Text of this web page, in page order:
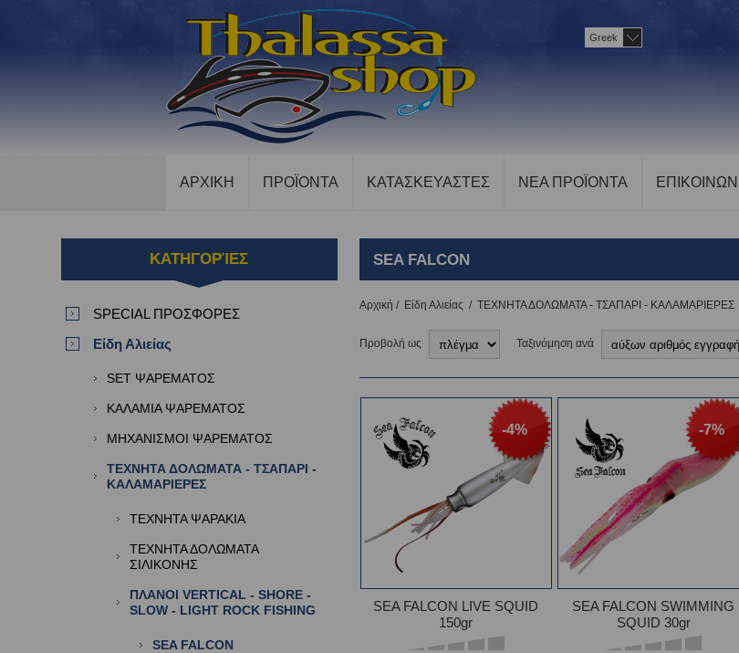
Greek
ΑΡΧΙΚΗ ΠΡΟΪΟΝΤΑ ΚΑΤΑΣΚΕΥΑΣΤΕΣ ΝΕΑ ΠΡΟΪΟΝΤΑ
SEA FALCON
Αρχική / Είδη Αλιείας / ΤΕΧΝΗΤΑ ΔΟΛΩΜΑΤΑ - ΤΣΑΠΑΡΙ - ΚΑΛΑΜΑΡΙΕΡΕΣ
Προβολή ως Ταξινόμηση ανά
-4%
SEA FALCON LIVE SQUID
150gr
-7%
SEA FALCON SWIMMING
SQUID 30gr
ΚΑΤΗΓΟΡΊΕΣ
SPECIAL ΠΡΟΣΦΟΡΕΣ
Είδη Αλιείας
SET ΨΑΡΕΜΑΤΟΣ
ΚΑΛΑΜΙΑ ΨΑΡΕΜΑΤΟΣ
ΜΗΧΑΝΙΣΜΟΙ ΨΑΡΕΜΑΤΟΣ
ΤΕΧΝΗΤΑ ΔΟΛΩΜΑΤΑ - ΤΣΑΠΑΡΙ -
ΚΑΛΑΜΑΡΙΕΡΕΣ
ΤΕΧΝΗΤΑ ΨΑΡΑΚΙΑ
ΤΕΧΝΗΤΑ ΔΟΛΩΜΑΤΑ
ΣΙΛΙΚΟΝΗΣ
ΠΛΑΝΟΙ VERTICAL - SHORE -
SLOW - LIGHT ROCK FISHING
SEA FALCON